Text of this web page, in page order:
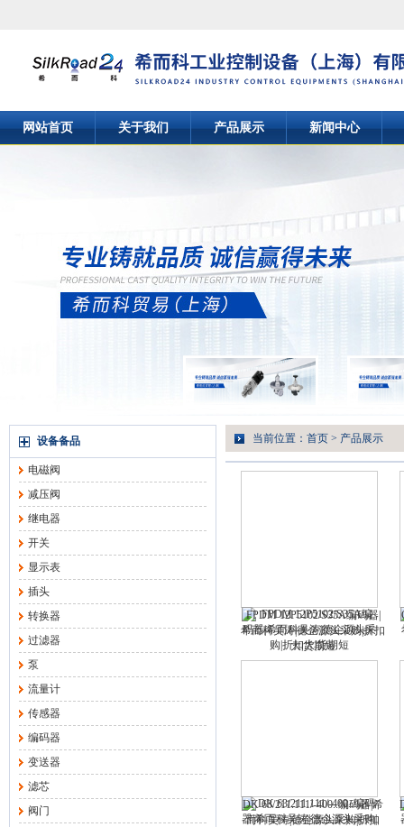
网站首页 关于我们 产品展示 新闻中心
设备备品
电磁阀
减压阀
继电器
开关
显示表
插头
转换器
过滤器
泵
流量计
传感器
编码器
变送器
滤芯
阀门
当前位置： 首页 > 产品展示
FPDM 12P5102/S35A编码器|
希而科吴涛|德企源头采购|折扣
大|货期短
DK 63/211.111/-400..编码器|希
而科吴涛|德企源头采购|折扣